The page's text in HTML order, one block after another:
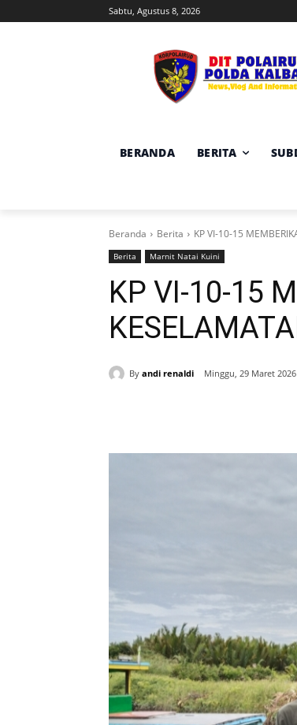
Sabtu, Agustus 8, 2026
BERANDA BERITA
Beranda Berita KP VI-10-15
Berita Marnit Natai Kuini
KP VI-10-15
By andi renaldi Minggu, 29 Maret 2026